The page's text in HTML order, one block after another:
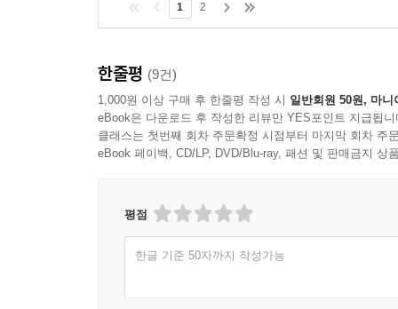
1 2
한줄평 (9건)
1,000원 이상 구매 후 한줄평 작성 시 일반회원 50원, 마니
eBook은 다운로드 후 작성한 리뷰만 YES포인트 지급됩니
클래스는 첫번째 회차 주문확정 시점부터 마지막 회차 주
eBook 페이백, CD/LP, DVD/Blu-ray, 패션 및 판매금지 상
평점
한글 기준 50자까지 작성가능